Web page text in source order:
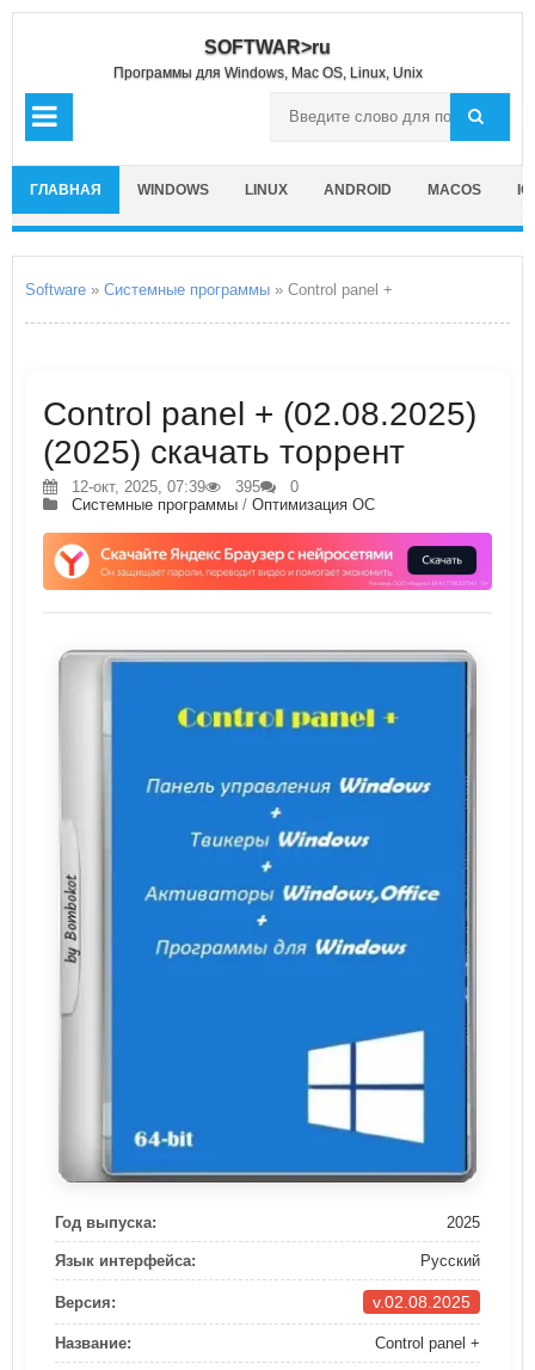
SOFTWAR>ru
Программы для Windows, Mac OS, Linux, Unix
ГЛАВНАЯ WINDOWS LINUX ANDROID MACOS
Software » Системные программы » Control panel +
Control panel + (02.08.2025)
(2025) скачать торрент
12-окт, 2025, 07:39 395
0
Системные программы / Оптимизация ОС
Год выпуска: 2025
Язык интерфейса: Русский
Версия: v.02.08.2025
Название: Control panel +